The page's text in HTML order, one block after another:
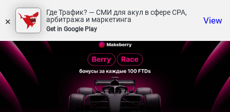
×
Где Трафик? — СМИ для акул в сфере СРА,
арбитража и маркетинга
Get in Google Play
View